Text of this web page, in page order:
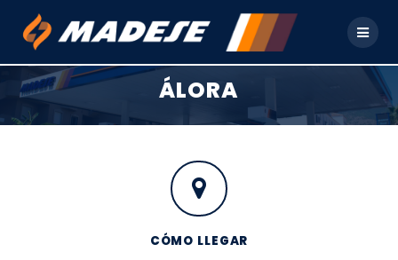
to
content
ÁLORA
CÓMO LLEGAR